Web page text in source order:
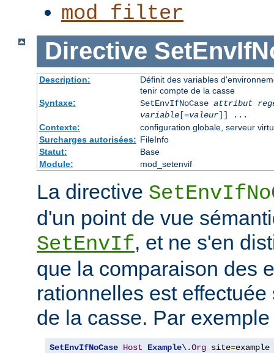
mod_filter
Directive
Description:
Définit des variables
tenir compte de la casse
Syntaxe:
SetEnvIfNoCase attribut
variable[=valeur]] ...
Contexte:
configuration globale, serveur
Surcharges autorisées: FileInfo
Statut:
Base
Module:
mod_setenvif
La directive
d'un point de vue
SetEnvIf, et ne s'en
que la comparaison des
rationnelles est
de la casse. Par exemple
SetEnvIfNoCase Host Example\.Org site=example